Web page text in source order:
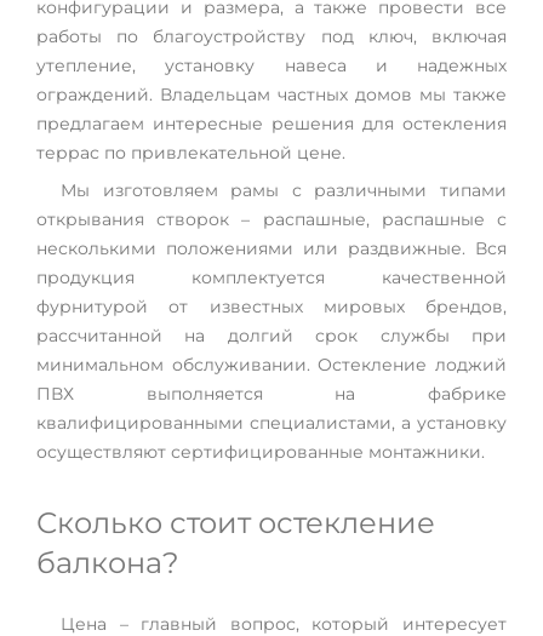
конфигурации и размера, а также провести все
работы по благоустройству под ключ, включая
утепление, установку навеса и надежных
ограждений. Владельцам частных домов мы также
предлагаем интересные решения для остекления
террас по привлекательной цене.
Мы изготовляем рамы с различными типами
открывания створок – распашные, распашные с
несколькими положениями или раздвижные. Вся
продукция комплектуется качественной
фурнитурой от известных мировых брендов,
рассчитанной на долгий срок службы при
минимальном обслуживании. Остекление лоджий
ПВХ выполняется на фабрике
квалифицированными специалистами, а установку
осуществляют сертифицированные монтажники.
Сколько стоит остекление
балкона?
Цена – главный вопрос, который интересует